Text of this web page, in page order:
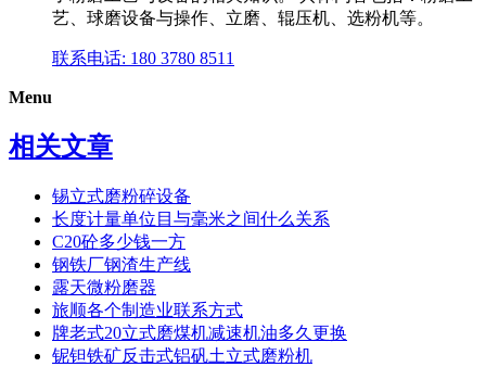
艺、球磨设备与操作、立磨、辊压机、选粉机等。
联系电话: 180 3780 8511
Menu
相关文章
锡立式磨粉碎设备
长度计量单位目与毫米之间什么关系
C20砼多少钱一方
钢铁厂钢渣生产线
露天微粉磨器
旅顺各个制造业联系方式
牌老式20立式磨煤机减速机油多久更换
铌钽铁矿反击式铝矾土立式磨粉机